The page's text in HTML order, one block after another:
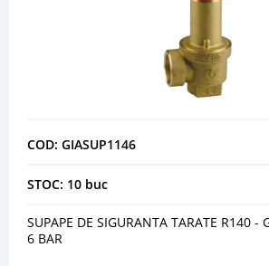
COD: GIASUP1146
STOC: 10 buc
SUPAPE DE SIGURANTA TARATE R140
6 BAR